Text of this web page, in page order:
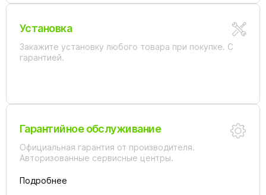
Установка
Закажите установку любого товара при покупке. С
гарантией.
Гарантийное обслуживание
Официальная гарантия от производителя.
Авторизованные сервисные центры.
Подробнее